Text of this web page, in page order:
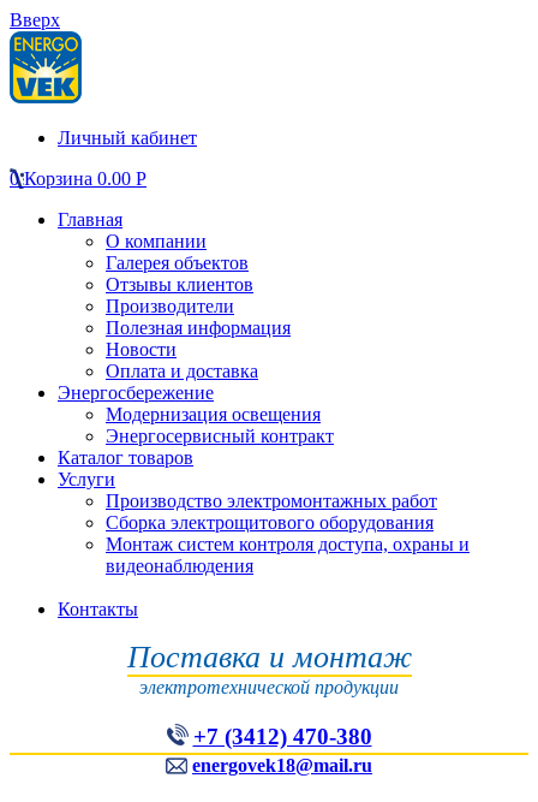
Вверх
Личный кабинет
0 Корзина 0.00 Р
Главная
О компании
Галерея объектов
Отзывы клиентов
Производители
Полезная информация
Новости
Оплата и доставка
Энергосбережение
Модернизация освещения
Энергосервисный контракт
Каталог товаров
Услуги
Производство электромонтажных работ
Сборка электрощитового оборудования
Монтаж систем контроля доступа, охраны и
видеонаблюдения
Контакты
Поставка и монтаж
электротехнической продукции
+7 (3412) 470-380
energovek18@mail.ru